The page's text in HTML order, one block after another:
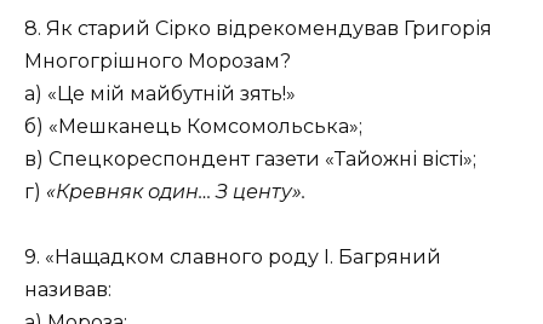
8. Як старий Сірко відрекомендував Григорія
Многогрішного Морозам?
а) «Це мій майбутній зять!»
б) «Мешканець Комсомольська»;
в) Спецкореспондент газети «Тайожні вісті»;
г) «Кревняк один… З центу».
9. «Нащадком славного роду І. Багряний
називав: